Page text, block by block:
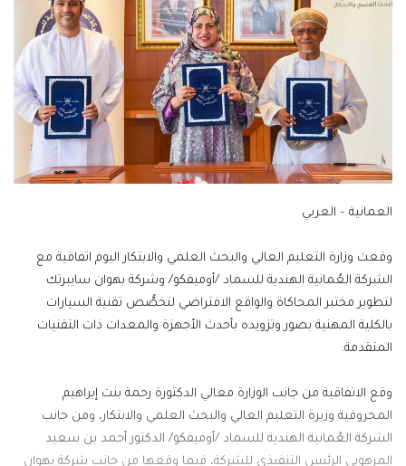
العمانية – العربي
وقعت وزارة التعليم العالي والبحث العلمي والابتكار اليوم اتفاقية مع
الشركة العُمانية الهندية للسماد /أوميفكو/ وشركة بهوان سايبرتك
لتطوير مختبر المحاكاة والواقع الافتراضي لتخصُّص تقنية السيارات
بالكلية المهنية بصور وتزويده بأحدث الأجهزة والمعدات ذات التقنيات
المتقدمة.
وقع الاتفاقية من جانب الوزارة معالي الدكتورة رحمة بنت إبراهيم
المحروقية وزيرة التعليم العالي والبحث العلمي والابتكار، ومن جانب
الشركة العُمانية الهندية للسماد /أوميفكو/ الدكتور أحمد بن سعيد
المرهوبي الرئيس التنفيذي للشركة، فيما وقعها من جانب شركة بهوان